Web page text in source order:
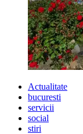
Actualitate
bucuresti
servicii
social
stiri